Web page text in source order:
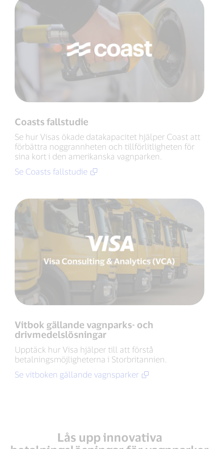
Coasts fallstudie
Se hur Visas ökade datakapacitet hjälper Coast att
förbättra noggrannheten och tillförlitligheten för
sina kort i den amerikanska vagnparken.
Se Coasts fallstudie
Vitbok gällande vagnparks- och
drivmedelslösningar
Upptäck hur Visa hjälper till att förstå
betalningsmöjligheterna i Storbritannien.
Se vitboken gällande vagnsparker
Lås upp innovativa